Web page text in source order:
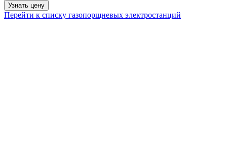
Узнать цену
Перейти к списку газопорщневых электростанций